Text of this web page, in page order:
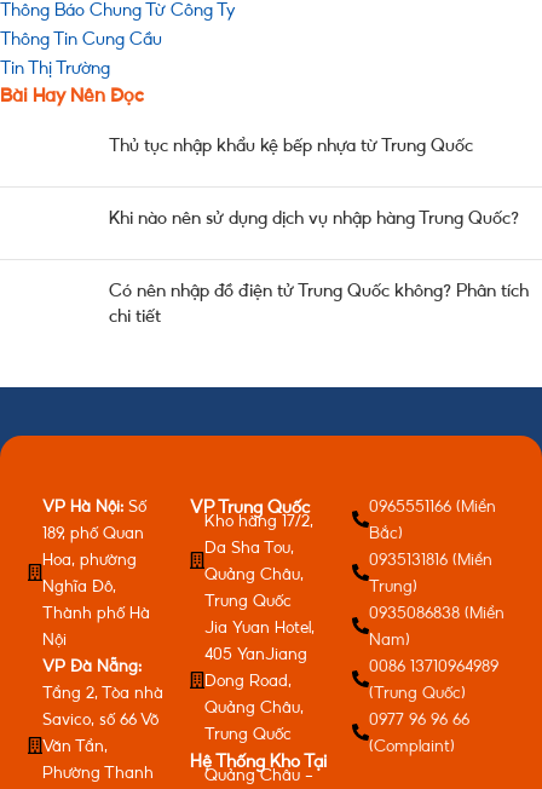
Thông Báo Chung Từ Công Ty
Thông Tin Cung Cầu
Tin Thị Trường
Bài Hay Nên Đọc
Thủ tục nhập khẩu kệ bếp nhựa từ Trung Quốc
Khi nào nên sử dụng dịch vụ nhập hàng Trung Quốc?
Có nên nhập đồ điện tử Trung Quốc không? Phân tích
chi tiết
VP Hà Nội: Số
189, phố Quan
Hoa, phường
Nghĩa Đô,
Thành phố Hà
Nội
VP Đà Nẵng:
Tầng 2, Tòa nhà
Savico, số 66 Võ
Văn Tần,
Phường Thanh
VP Trung Quốc
Kho hàng 17/2,
Da Sha Tou,
Quảng Châu,
Trung Quốc
Jia Yuan Hotel,
405 YanJiang
Dong Road,
Quảng Châu,
Trung Quốc
Hệ Thống Kho Tại
Quảng Châu -
0965551166 (Miền
Bắc)
0935131816 (Miền
Trung)
0935086838 (Miền
Nam)
0086 13710964989
(Trung Quốc)
0977 96 96 66
(Complaint)